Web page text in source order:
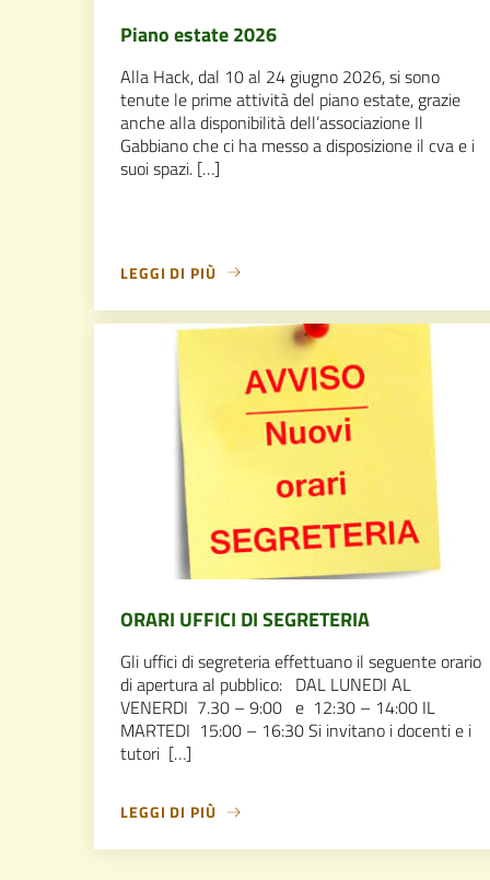
Piano estate 2026
Alla Hack, dal 10 al 24 giugno 2026, si sono
tenute le prime attività del piano estate, grazie
anche alla disponibilità dell’associazione Il
Gabbiano che ci ha messo a disposizione il cva e i
suoi spazi. […]
LEGGI DI PIÙ
ORARI UFFICI DI SEGRETERIA
Gli uffici di segreteria effettuano il seguente orario
di apertura al pubblico: DAL LUNEDI AL
VENERDI 7.30 – 9:00 e 12:30 – 14:00 IL
MARTEDI 15:00 – 16:30 Si invitano i docenti e i
tutori […]
LEGGI DI PIÙ